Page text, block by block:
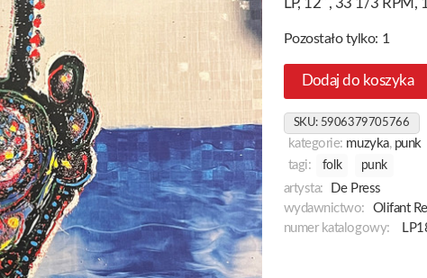
Pozostało tylko: 1
Dodaj do koszyka
SKU: 5906379705766
kategorie: muzyka, punk
tagi:
folk punk
artysta:
De Press
wydawnictwo:
Olifant
numer katalogowy: